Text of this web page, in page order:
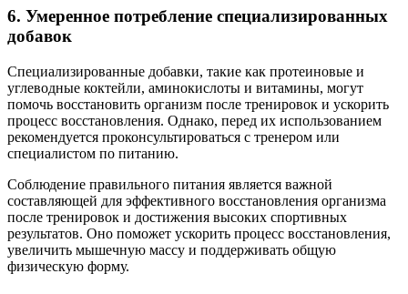
6. Умеренное потребление специализированных
добавок
Специализированные добавки, такие как протеиновые и
углеводные коктейли, аминокислоты и витамины, могут
помочь восстановить организм после тренировок и ускорить
процесс восстановления. Однако, перед их использованием
рекомендуется проконсультироваться с тренером или
специалистом по питанию.
Соблюдение правильного питания является важной
составляющей для эффективного восстановления организма
после тренировок и достижения высоких спортивных
результатов. Оно поможет ускорить процесс восстановления,
увеличить мышечную массу и поддерживать общую
физическую форму.